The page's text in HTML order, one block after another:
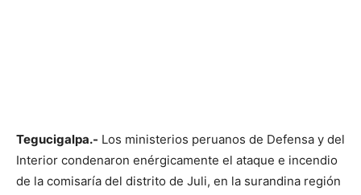
Tegucigalpa.- Los ministerios peruanos de Defensa y del
Interior condenaron enérgicamente el ataque e incendio
de la comisaría del distrito de Juli, en la surandina región